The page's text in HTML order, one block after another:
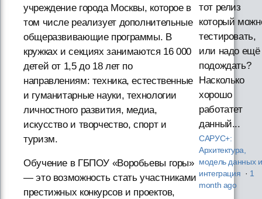
учреждение города Москвы, которое в
том числе реализует дополнительные
общеразвивающие программы. В
кружках и секциях занимаются 16 000
детей от 1,5 до 18 лет по
направлениям: техника, естественные
и гуманитарные науки, технологии
личностного развития, медиа,
искусство и творчество, спорт и
туризм.
Обучение в ГБПОУ «Воробьевы горы»
— это возможность стать участниками
престижных конкурсов и проектов,
тот релиз
который
тестировать,
или надо ещё
подождать?
Насколько
хорошо
работатет
данный...
САРУС+:
Архитектура,
модель данных и
интеграция · 1
month ago